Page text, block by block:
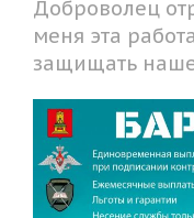
Доброволец
меня эта
защищать